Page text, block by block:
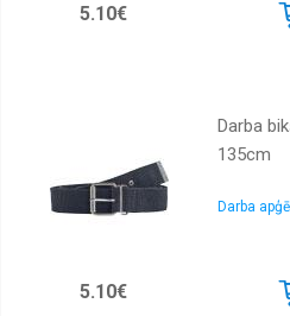
5.10€
Darba
135cm
Darba
5.10€